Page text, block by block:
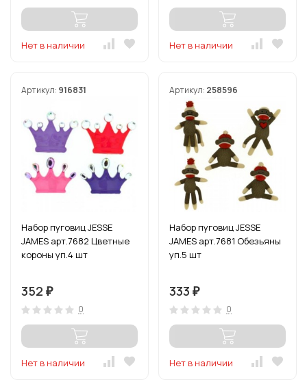
Нет в наличии Нет в наличии
Артикул: 916831
Набор пуговиц JESSE
JAMES арт.7682 Цветные
короны уп.4 шт
352 ₽
0
Нет в наличии
Артикул: 258596
Набор пуговиц JESSE
JAMES арт.7681 Обезьяны
уп.5 шт
333 ₽
0
Нет в наличии